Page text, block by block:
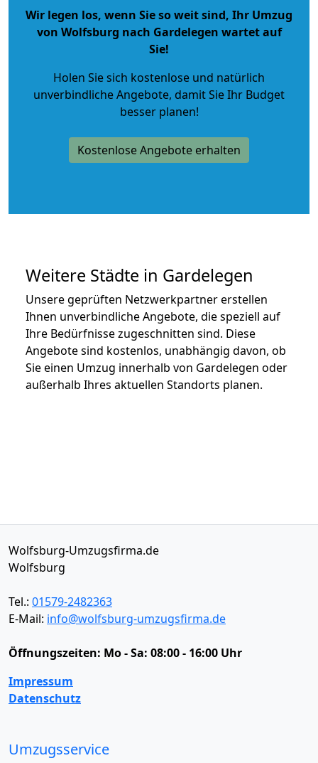
Wir legen los, wenn Sie so weit sind, Ihr Umzug
von Wolfsburg nach Gardelegen wartet auf
Sie!
Holen Sie sich kostenlose und natürlich
unverbindliche Angebote, damit Sie Ihr Budget
besser planen!
Kostenlose Angebote erhalten
Weitere Städte in Gardelegen
Unsere geprüften Netzwerkpartner erstellen
Ihnen unverbindliche Angebote, die speziell auf
Ihre Bedürfnisse zugeschnitten sind. Diese
Angebote sind kostenlos, unabhängig davon, ob
Sie einen Umzug innerhalb von Gardelegen oder
außerhalb Ihres aktuellen Standorts planen.
Wolfsburg-Umzugsfirma.de
Wolfsburg
Tel.: 01579-2482363
E-Mail: info@wolfsburg-umzugsfirma.de
Öffnungszeiten: Mo - Sa: 08:00 - 16:00 Uhr
Impressum
Datenschutz
Umzugsservice